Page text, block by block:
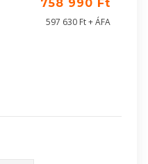
758 990 Ft
597 630 Ft + ÁFA